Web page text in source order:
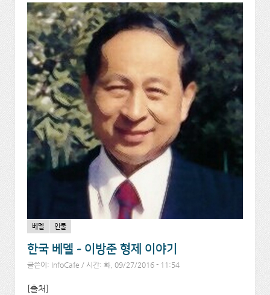
베델 인물
한국 베델 - 이방준 형제 이야기
글쓴이: InfoCafe / 시간: 화, 09/27/2016 - 11:54
[출처]